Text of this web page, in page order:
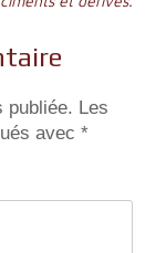
publiée. Les
avec *